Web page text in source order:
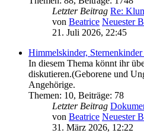
Letzter Beitrag Re:
von Beatrice Neuester
21. Juli 2026, 22:45
Himmelskinder, Sternenkinder
In diesem Thema könnt ihr
diskutieren.(Geborene und
Angehörige.
Themen: 10, Beiträge: 78
Letzter Beitrag
von Beatrice Neuester
31. März 2026, 12:22